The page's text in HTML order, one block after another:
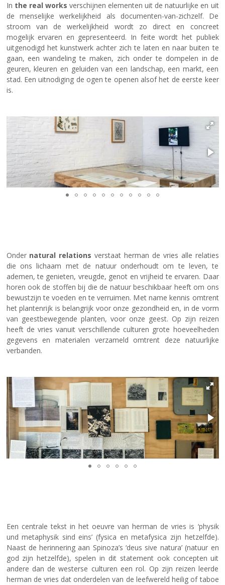
In the real works verschijnen elementen uit de natuurlijke en uit
de menselijke werkelijkheid als documenten-van-zichzelf. De
stroom van de werkelijkheid wordt zo direct en concreet
mogelijk ervaren en gepresenteerd. In feite wordt het publiek
uitgenodigd het kunstwerk achter zich te laten en naar buiten te
gaan, een wandeling te maken, zich onder te dompelen in de
geuren, kleuren en geluiden van een landschap, een markt, een
stad. Een uitnodiging de ogen te openen alsof het de eerste keer
is.
Onder natural relations verstaat herman de vries alle relaties
die ons lichaam met de natuur onderhoudt om te leven, te
ademen, te genieten, vreugde, genot en vrijheid te ervaren. Daar
horen ook de stoffen bij die de natuur beschikbaar heeft om ons
bewustzijn te voeden en te verruimen. Met name kennis omtrent
het plantenrijk is belangrijk voor onze gezondheid en, in de vorm
van geestbewegende planten, voor onze geest. Op zijn reizen
heeft de vries vanuit verschillende culturen grote hoeveelheden
gegevens en materialen verzameld omtrent deze natuurlijke
verbanden.
Een centrale tekst in het oeuvre van herman de vries is ‘physik
und metaphysik sind eins’ (fysica en metafysica zijn hetzelfde).
Naast de herinnering aan Spinoza’s ‘deus sive natura’ (natuur en
god zijn hetzelfde), spelen in dit statement ook concepten uit
andere dan de westerse culturen een rol. Op zijn reizen leerde
herman de vries dat onderdelen van de leefwereld heilig of taboe